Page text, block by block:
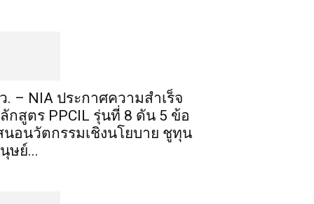
. – NIA ประกาศความสำเร็จ
กสูตร PPCIL รุ่นที่ 8 ดัน 5 ข้อ
นอนวัตกรรมเชิงนโยบาย ชูทุน
ษย์...